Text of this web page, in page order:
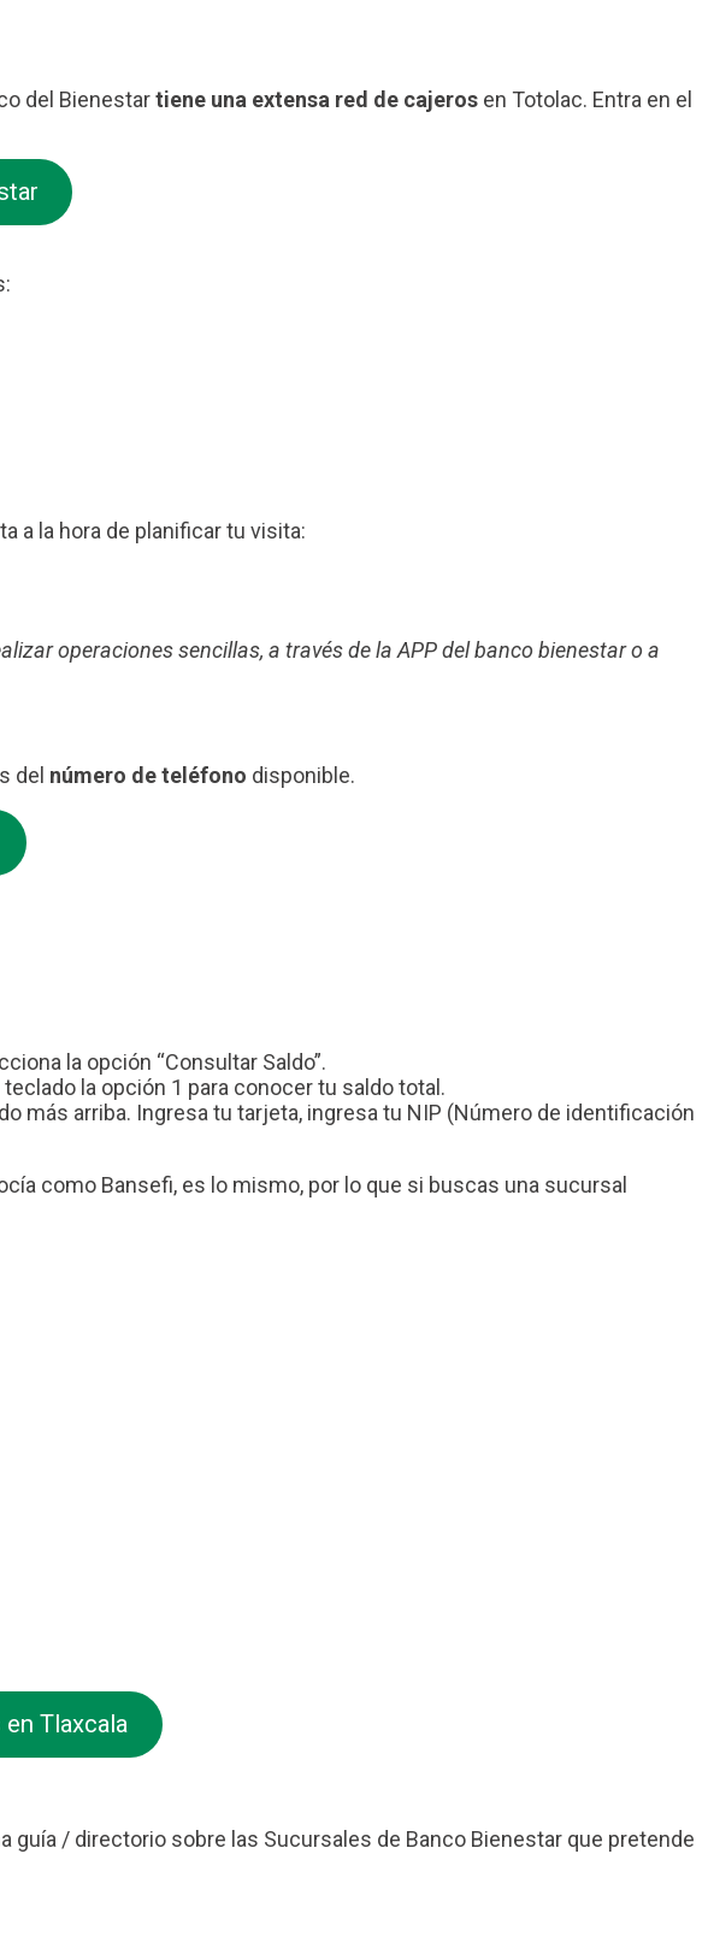
del Bienestartiene una extensa red de cajeros en Totolac. Entra en el
a la hora de planificar tu visita:
operaciones sencillas, a través de la APP del banco bienestar o a
del número de teléfono disponible.
la opción “Consultar Saldo”.
la opción 1 para conocer tu saldo total.
más arriba. Ingresa tu tarjeta, ingresa tu NIP (Número de identificación
como Bansefi, es lo mismo, por lo que si buscas una sucursal
Tlaxcala
/ directorio sobre las Sucursales de Banco Bienestar que pretende